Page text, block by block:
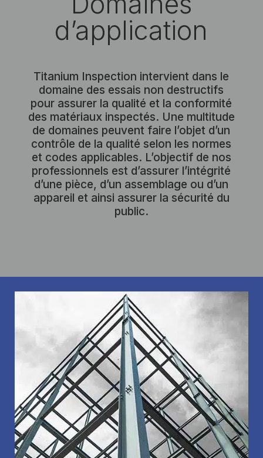
d’application
Titanium Inspection intervient dans le
domaine des essais non destructifs
pour assurer la qualité et la conformité
des matériaux inspectés. Une multitude
de domaines peuvent faire l’objet d’un
contrôle de la qualité selon les normes
et codes applicables. L’objectif de nos
professionnels est d’assurer l’intégrité
d’une pièce, d’un assemblage ou d’un
appareil et ainsi assurer la sécurité du
public.